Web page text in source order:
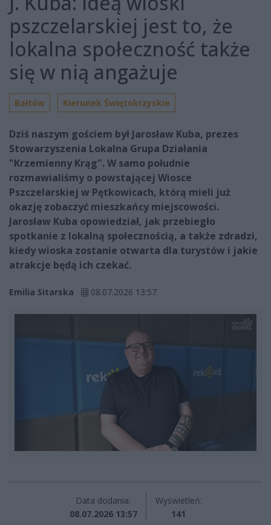
pszczelarskiej jest to, że
lokalna społeczność także
się w nią angażuje
Bałtów Kierunek Świętokrzyskie
Dziś naszym gościem był Jarosław Kuba, prezes
Stowarzyszenia Lokalna Grupa Działania
"Krzemienny Krąg". W samo południe
rozmawialiśmy o powstającej Wiosce
Pszczelarskiej w Pętkowicach, którą mieli już
okazję zobaczyć mieszkańcy miejscowości.
Jarosław Kuba opowiedział, jak przebiegło
spotkanie z lokalną społecznością, a także zdradzi,
kiedy wioska zostanie otwarta dla turystów i jakie
atrakcje będą ich czekać.
Emilia Sitarska 08.07.2026 13:57
Data dodania:
08.07.2026 13:57
Wyświetleń:
141